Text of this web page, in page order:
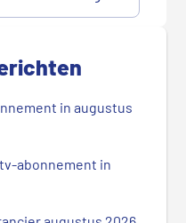
in augustus
abonnement in